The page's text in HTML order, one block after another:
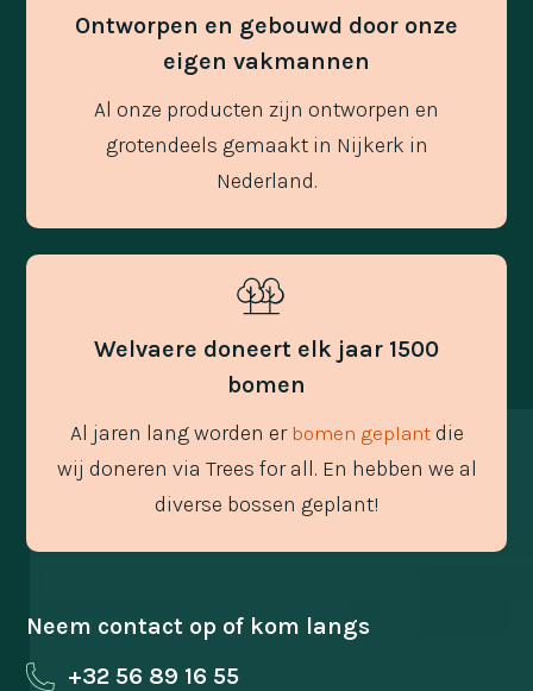
Ontworpen en gebouwd door onze
eigen vakmannen
Al onze producten zijn ontworpen en
grotendeels gemaakt in Nijkerk in
Nederland.
Welvaere doneert elk jaar 1500
bomen
Al jaren lang worden er bomen geplantdie
wij doneren via Trees for all. En hebben we al
diverse bossen geplant!
Neem contact op of kom langs
+32 56 89 16 55